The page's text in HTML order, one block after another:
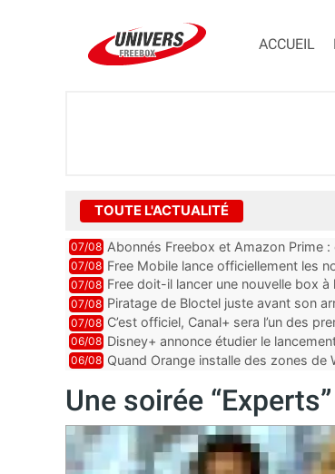
ACCUEIL
TOUTE L'ACTUALITÉ
07/08 Abonnés Freebox et Amazon Prime
07/08 Free Mobile lance officiellement les
des promos et des cadeaux
07/08 Free doit-il lancer une nouvelle box
07/08 Piratage de Bloctel juste avant son
auraient fuité
07/08 C’est officiel, Canal+ sera l’un des
Vision 2
06/08 Disney+ annonce étudier le
06/08 Quand Orange installe des zones
Une soirée